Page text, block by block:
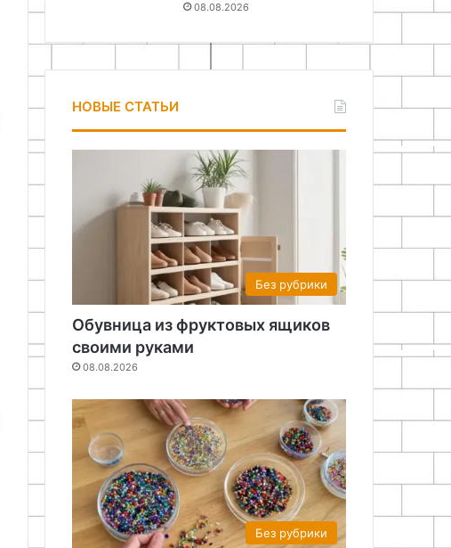
08.08.2026
НОВЫЕ СТАТЬИ
Без рубрики
Обувница из фруктовых ящиков
своими руками
08.08.2026
Без рубрики